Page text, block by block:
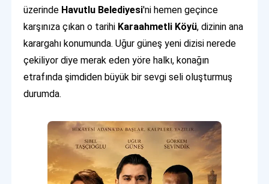
üzerinde Havutlu Belediyesi'ni hemen geçince
karşınıza çıkan o tarihi Karaahmetli Köyü, dizinin ana
karargahı konumunda. Uğur güneş yeni dizisi nerede
çekiliyor diye merak eden yöre halkı, konağın
etrafında şimdiden büyük bir sevgi seli oluşturmuş
durumda.